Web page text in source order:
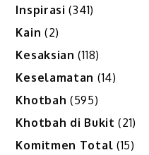
Inspirasi (341)
Kain (2)
Kesaksian (118)
Keselamatan (14)
Khotbah (595)
Khotbah di Bukit (21)
Komitmen Total (15)